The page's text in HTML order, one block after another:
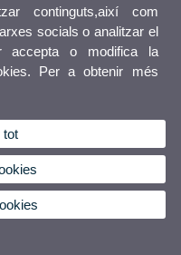
continguts,així com
socials o analitzar el
accepta o modifica la
Per a obtenir més
tot